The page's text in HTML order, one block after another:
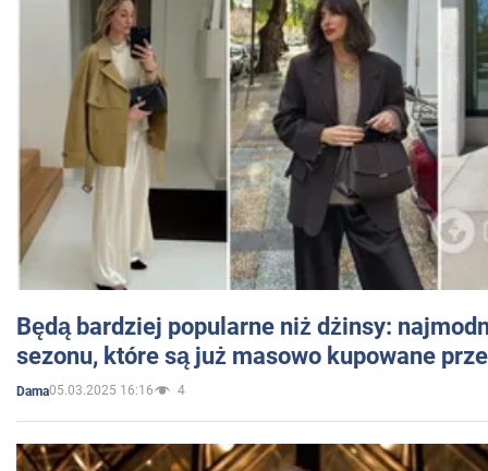
Będą bardziej popularne niż dżinsy:
sezonu, które są już masowo kupowane
Dama05.03.2025 16:16 4